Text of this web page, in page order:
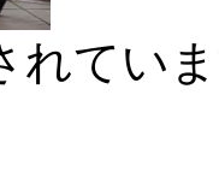
れてい